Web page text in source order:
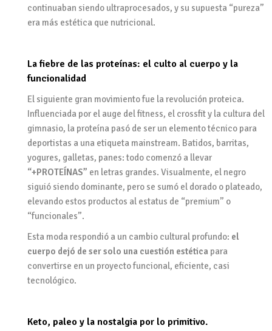
continuaban siendo ultraprocesados, y su supuesta “pureza”
era más estética que nutricional.
La fiebre de las proteínas: el culto al cuerpo y la
funcionalidad
El siguiente gran movimiento fue la revolución proteica.
Influenciada por el auge del fitness, el crossfit y la cultura del
gimnasio, la proteína pasó de ser un elemento técnico para
deportistas a una etiqueta mainstream. Batidos, barritas,
yogures, galletas, panes: todo comenzó a llevar
“+PROTEÍNAS” en letras grandes. Visualmente, el negro
siguió siendo dominante, pero se sumó el dorado o plateado,
elevando estos productos al estatus de “premium” o
“funcionales”.
Esta moda respondió a un cambio cultural profundo: el
cuerpo dejó de ser solo una cuestión estéticapara
convertirse en un proyecto funcional, eficiente, casi
tecnológico.
Keto, paleo y la nostalgia por lo primitivo.